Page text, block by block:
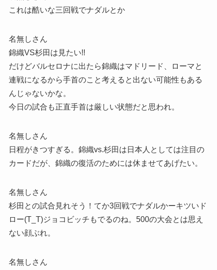
これは酷いな三回戦でナダルとか
名無しさん
錦織VS杉田は見たい!!
だけどバルセロナに出たら錦織はマドリード、ローマと
連戦になるから手首のこと考えると出ない可能性もある
んじゃないかな。
今日の試合も正直手首は厳しい状態だと思われ。
名無しさん
日程がきつすぎる。錦織vs.杉田は日本人としては注目の
カードだが、錦織の復活のためには休ませてあげたい。
名無しさん
杉田との試合見れそう！てか3回戦でナダルかーキツいド
ロー(T_T)ジョコビッチもでるのね。500の大会とは思え
ない顔ぶれ。
名無しさん